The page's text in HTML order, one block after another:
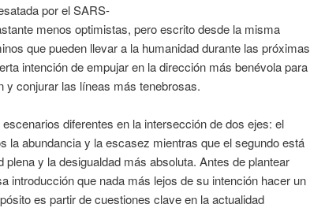
por el SARS-
menos optimistas, pero escrito desde la misma
que pueden llevar a la humanidad durante las próximas
intención de empujar en la dirección más benévola para
y conjurar las líneas más tenebrosas.
diferentes en la intersección de dos ejes: el
la abundancia y la escasez mientras que el segundo está
plena y la desigualdad más absoluta. Antes de plantear
introducción que nada más lejos de su intención hacer un
es partir de cuestiones clave en la actualidad